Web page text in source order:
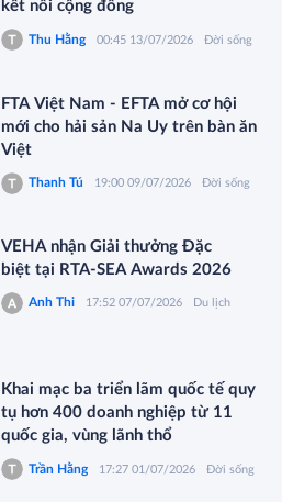
kết nối cộng đồng
Thu Hằng 00:45 13/07/2026 Đời sống
FTA Việt Nam - EFTA mở cơ hội
mới cho hải sản Na Uy trên bàn ăn
Việt
Thanh Tú 19:00 09/07/2026 Đời sống
VEHA nhận Giải thưởng Đặc
biệt tại RTA-SEA Awards 2026
Anh Thi 17:52 07/07/2026 Du lịch
Khai mạc ba triển lãm quốc tế quy
tụ hơn 400 doanh nghiệp từ 11
quốc gia, vùng lãnh thổ
Trần Hằng 17:27 01/07/2026 Đời sống